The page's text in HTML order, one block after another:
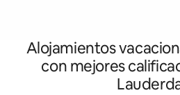
Alojamientos
con mejores